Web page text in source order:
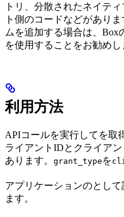
トリ、分散されたネイテ
ト側のコードなどがあり
ムを追加する場合は、Box
を使用することをお勧めし
利用方法
APIコールを実行して を取
ライアントIDとクライア
あります。 grant_type を
アプリケーションのとし
ます。